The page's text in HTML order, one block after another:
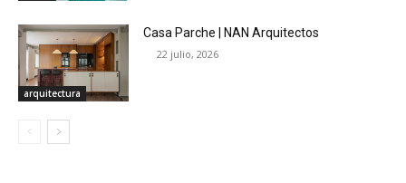
arquitectura
Casa Parche | NAN Arquitectos
22 julio, 2026